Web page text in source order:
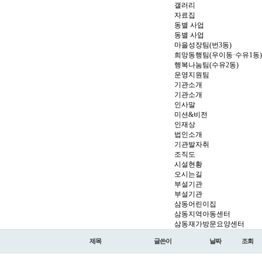
갤러리
자료집
동별 사업
동별 사업
마을성장팀(번3동)
희망동행팀(우이동·수유1동)
행복나눔팀(수유2동)
운영지원팀
기관소개
기관소개
인사말
미션&비전
인재상
법인소개
기관발자취
조직도
시설현황
오시는길
부설기관
부설기관
삼동어린이집
삼동지역아동센터
삼동재가방문요양센터
제목 글쓴이 날짜 조회